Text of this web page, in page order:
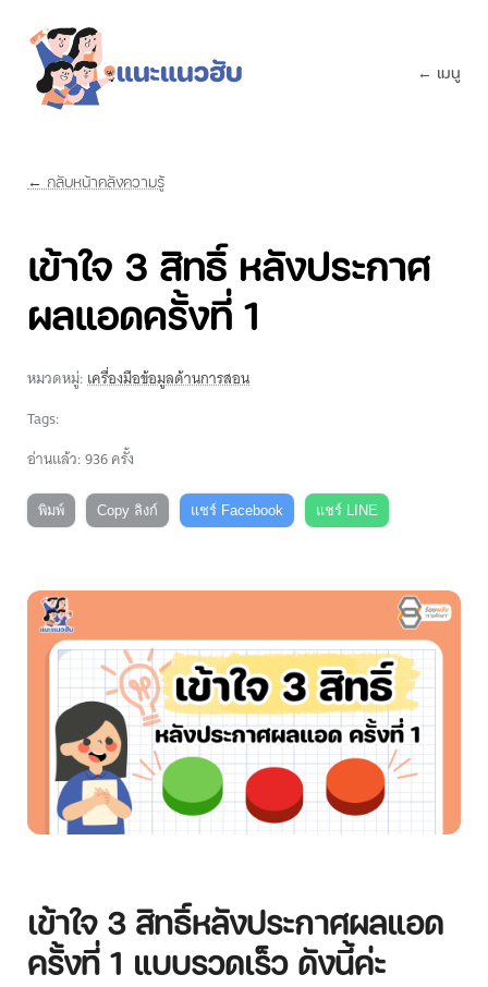
← เมนู
← กลับหน้าคลังความรู้
เข้าใจ 3 สิทธิ์ หลังประกาศ
ผลแอดครั้งที่ 1
หมวดหมู่:เครื่องมือข้อมูลด้านการสอน
Tags:
อ่านแล้ว: 936 ครั้ง
พิมพ์ Copy ลิงก์ แชร์ Facebook แชร์ LINE
เข้าใจ 3 สิทธิ์หลังประกาศผลแอด
ครั้งที่ 1 แบบรวดเร็ว ดังนี้ค่ะ